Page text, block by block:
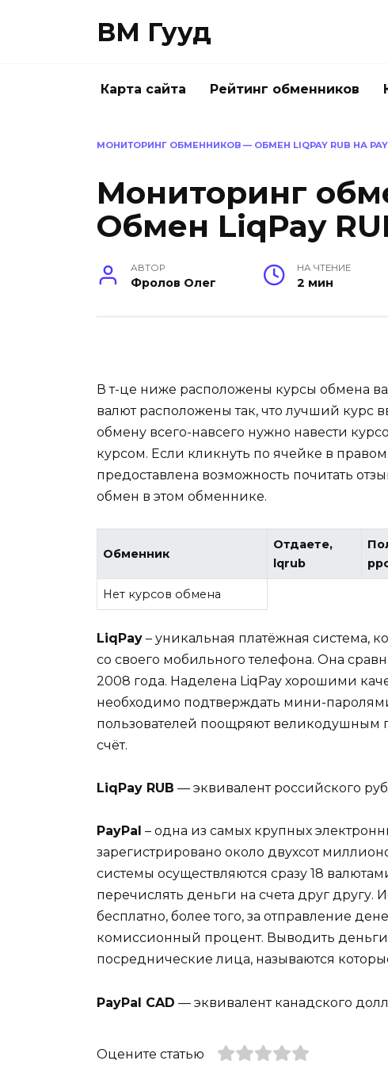
ВМ Гууд
Карта сайта Рейтинг обменников
МОНИТОРИНГ ОБМЕННИКОВ — ОБМЕН LIQPAY RUB НА
Мониторинг
Обмен LiqPay
АВТОР
Фролов Олег
НА ЧТЕНИЕ
2 мин
В т-це ниже расположены курсы обмена
валют расположены так, что лучший курс
обмену всего-навсего нужно навести
курсом. Если кликнуть по ячейке в
предоставлена возможность почитать
обмен в этом обменнике.
Обменник
Отдаете,
lqrub
Нет курсов обмена
LiqPay – уникальная платёжная система,
со своего мобильного телефона. Она
2008 года. Наделена LiqPay хорошими
необходимо подтверждать мини-
пользователей поощряют
счёт.
LiqPay RUB — эквивалент российского
PayPal – одна из самых крупных
зарегистрировано около двухсот
системы осуществляются сразу 18
перечислять деньги на счета друг другу.
бесплатно, более того, за отправление
комиссионный процент. Выводить
посреднические лица, называются
PayPal CAD — эквивалент канадского
Оцените статью